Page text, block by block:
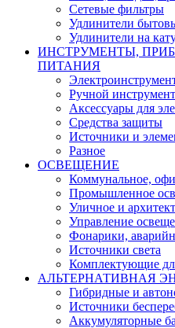
Сетевые фильтры
Удлинители
Удлинители на
ИНСТРУМЕНТЫ,
ПИТАНИЯ
Ручной инструмент
Аксессуары для
Средства защиты
Источники и
Разное
ОСВЕЩЕНИЕ
Коммунальное,
Промышленное
Уличное и
Управление
Фонарики,
Источники света
Комплектующие
АЛЬТЕРНАТИВНАЯ
Гибридные и
Источники
Аккумуляторные